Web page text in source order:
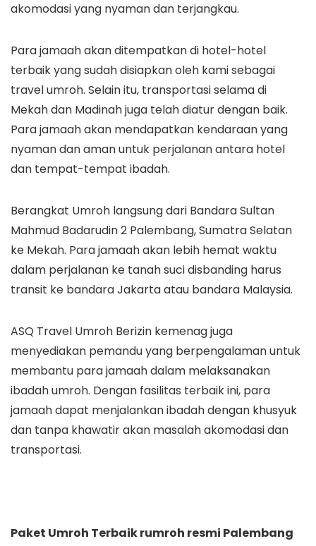
akomodasi yang nyaman dan terjangkau.
Para jamaah akan ditempatkan di hotel-hotel
terbaik yang sudah disiapkan oleh kami sebagai
travel umroh. Selain itu, transportasi selama di
Mekah dan Madinah juga telah diatur dengan baik.
Para jamaah akan mendapatkan kendaraan yang
nyaman dan aman untuk perjalanan antara hotel
dan tempat-tempat ibadah.
Berangkat Umroh langsung dari Bandara Sultan
Mahmud Badarudin 2 Palembang, Sumatra Selatan
ke Mekah. Para jamaah akan lebih hemat waktu
dalam perjalanan ke tanah suci disbanding harus
transit ke bandara Jakarta atau bandara Malaysia.
ASQ Travel Umroh Berizin kemenag juga
menyediakan pemandu yang berpengalaman untuk
membantu para jamaah dalam melaksanakan
ibadah umroh. Dengan fasilitas terbaik ini, para
jamaah dapat menjalankan ibadah dengan khusyuk
dan tanpa khawatir akan masalah akomodasi dan
transportasi.
Paket Umroh Terbaik rumroh resmi Palembang